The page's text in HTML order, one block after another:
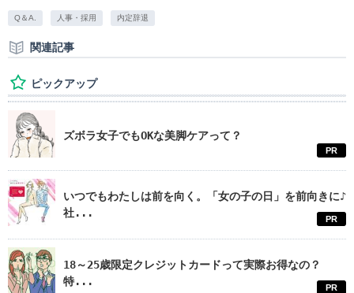
Q＆A. 人事・採用 内定辞退
関連記事
ピックアップ
ズボラ女子でもOKな美脚ケアって？
PR
いつでもわたしは前を向く。「女の子の日」を前向きに♪
社...
PR
18～25歳限定クレジットカードって実際お得なの？
特...
PR